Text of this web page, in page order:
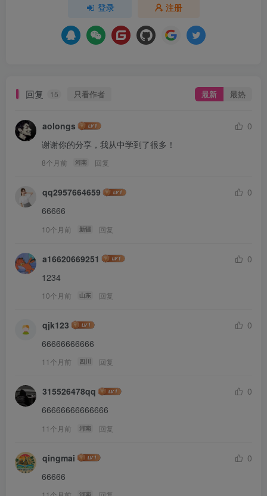
登录 注册
回复 15 只看作者 最新 最热
aolongs
0
谢谢你的分享，我从中学到了很多！
8个月前 河南 回复
qq2957664659
0
66666
10个月前 新疆 回复
a16620669251
0
1234
10个月前 山东 回复
qjk123
0
66666666666
11个月前 四川 回复
315526478qq
0
66666666666666
11个月前 河南 回复
qingmai
0
66666
河南